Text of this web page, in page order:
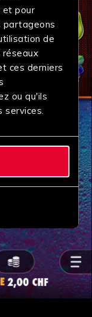
et pour
partageons
de
ces derniers
ou qu'ils
services.